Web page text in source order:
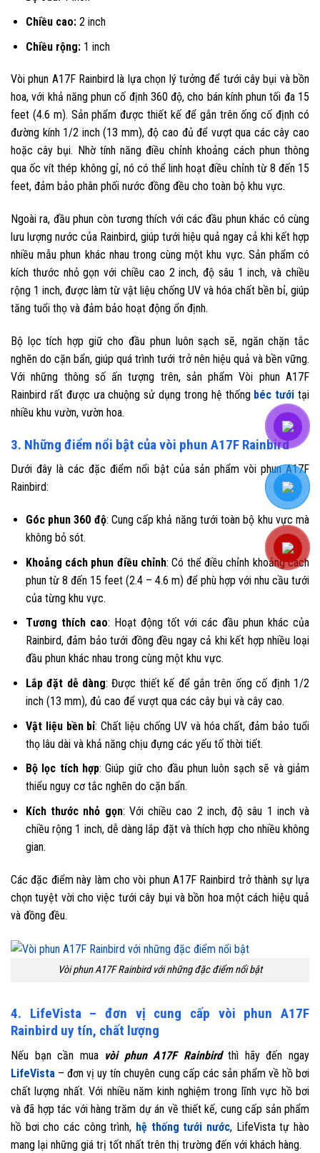
Chiều cao:2 inch
Chiều rộng: 1 inch
Vòi phun A17F Rainbird là lựa chọn lý tưởng để tưới cây bụi và bồn
hoa, với khả năng phun cố định 360 độ, cho bán kính phun tối đa 15
feet (4.6 m). Sản phẩm được thiết kế để gắn trên ống cố định có
đường kính 1/2 inch (13 mm), độ cao đủ để vượt qua các cây cao
hoặc cây bụi. Nhờ tính năng điều chỉnh khoảng cách phun thông
qua ốc vít thép không gỉ, nó có thể linh hoạt điều chỉnh từ 8 đến 15
feet, đảm bảo phân phối nước đồng đều cho toàn bộ khu vực.
Ngoài ra, đầu phun còn tương thích với các đầu phun khác có cùng
lưu lượng nước của Rainbird, giúp tưới hiệu quả ngay cả khi kết hợp
nhiều mẫu phun khác nhau trong cùng một khu vực. Sản phẩm có
kích thước nhỏ gọn với chiều cao 2 inch, độ sâu 1 inch, và chiều
rộng 1 inch, được làm từ vật liệu chống UV và hóa chất bền bỉ, giúp
tăng tuổi thọ và đảm bảo hoạt động ổn định.
Bộ lọc tích hợp giữ cho đầu phun luôn sạch sẽ, ngăn chặn tắc
nghẽn do cặn bẩn, giúp quá trình tưới trở nên hiệu quả và bền vững.
Với những thông số ấn tượng trên, sản phẩm Vòi phun A17F
Rainbird rất được ưa chuộng sử dụng trong hệ thống béc tưới tại
nhiều khu vườn, vườn hoa.
3. Những điểm nổi bật của vòi phun A17F Rainbird
Dưới đây là các đặc điểm nổi bật của sản phẩm vòi phun A17F
Rainbird:
Góc phun 360 độ: Cung cấp khả năng tưới toàn bộ khu vực mà
không bỏ sót.
Khoảng cách phun điều chỉnh: Có thể điều chỉnh khoảng cách
phun từ 8 đến 15 feet (2.4 – 4.6 m) để phù hợp với nhu cầu tưới
của từng khu vực.
Tương thích cao: Hoạt động tốt với các đầu phun khác của
Rainbird, đảm bảo tưới đồng đều ngay cả khi kết hợp nhiều loại
đầu phun khác nhau trong cùng một khu vực.
Lắp đặt dễ dàng: Được thiết kế để gắn trên ống cố định 1/2
inch (13 mm), đủ cao để vượt qua các cây bụi và cây cao.
Vật liệu bền bỉ: Chất liệu chống UV và hóa chất, đảm bảo tuổi
thọ lâu dài và khả năng chịu đựng các yếu tố thời tiết.
Bộ lọc tích hợp: Giúp giữ cho đầu phun luôn sạch sẽ và giảm
thiểu nguy cơ tắc nghẽn do cặn bẩn.
Kích thước nhỏ gọn: Với chiều cao 2 inch, độ sâu 1 inch và
chiều rộng 1 inch, dễ dàng lắp đặt và thích hợp cho nhiều không
gian.
Các đặc điểm này làm cho vòi phun A17F Rainbird trở thành sự lựa
chọn tuyệt vời cho việc tưới cây bụi và bồn hoa một cách hiệu quả
và đồng đều.
Vòi phun A17F Rainbird với những đặc điểm nổi bật
4. LifeVista – đơn vị cung cấp vòi phun A17F
Rainbird uy tín, chất lượng
Nếu bạn cần mua vòi phun A17F Rainbirdthì hãy đến ngay
LifeVista – đơn vị uy tín chuyên cung cấp các sản phẩm về hồ bơi
chất lượng nhất. Với nhiều năm kinh nghiệm trong lĩnh vực hồ bơi
và đã hợp tác với hàng trăm dự án về thiết kế, cung cấp sản phẩm
hồ bơi cho các công trình, hệ thống tưới nước, LifeVista tự hào
mang lại những giá trị tốt nhất trên thị trường đến với khách hàng.